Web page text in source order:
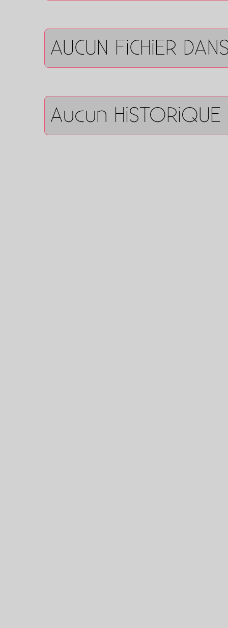
AUCUN FiCHiER
Aucun